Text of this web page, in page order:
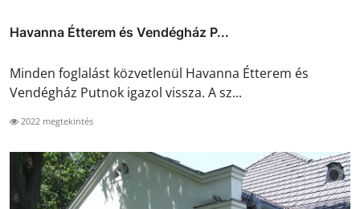
Havanna Étterem és Vendégház P...
Minden foglalást közvetlenül Havanna Étterem és
Vendégház Putnok igazol vissza. A sz...
2022 megtekintés